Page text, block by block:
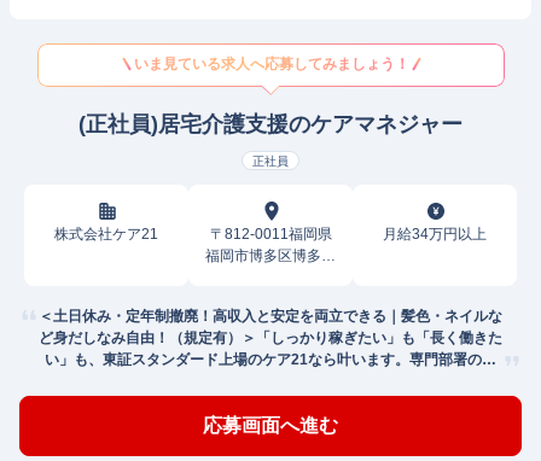
いま見ている求人へ応募してみましょう！
(正社員)居宅介護支援のケアマネジャー
正社員
株式会社ケア21
〒812-0011福岡県
福岡市博多区博多駅
月給34万円以上
＜土日休み・定年制撤廃！高収入と安定を両立できる｜髪色・ネイルな
ど身だしなみ自由！（規定有）＞「しっかり稼ぎたい」も「長く働きた
い」も、東証スタンダード上場のケア21なら叶います。専門部署のサ
応募画面へ進む